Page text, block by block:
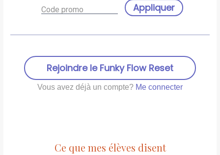
Code promo Appliquer
Rejoindre le Funky Flow Reset
Vous avez déjà un compte? Me connecter
Ce que mes élèves disent